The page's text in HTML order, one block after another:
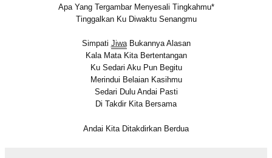
Apa Yang Tergambar Menyesali Tingkahmu*
Tinggalkan Ku Diwaktu Senangmu
Simpati JiwaBukannya Alasan
Kala Mata Kita Bertentangan
Ku Sedari Aku Pun Begitu
Merindui Belaian Kasihmu
Sedari Dulu Andai Pasti
Di Takdir Kita Bersama
Andai Kita Ditakdirkan Berdua